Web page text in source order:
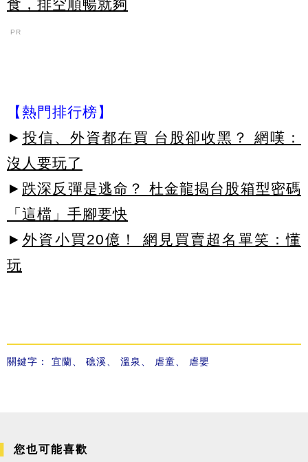
食，排空順暢就夠
PR
【熱門排行榜】
► 投信、外資都在買 台股卻收黑？ 網嘆：
沒人要玩了
► 跌深反彈是逃命？ 杜金龍揭台股箱型密碼
「這檔」手腳要快
► 外資小買20億！ 網見買賣超名單笑：懂
玩
關鍵字： 宜蘭 礁溪 溫泉 虐童 虐嬰
您也可能喜歡